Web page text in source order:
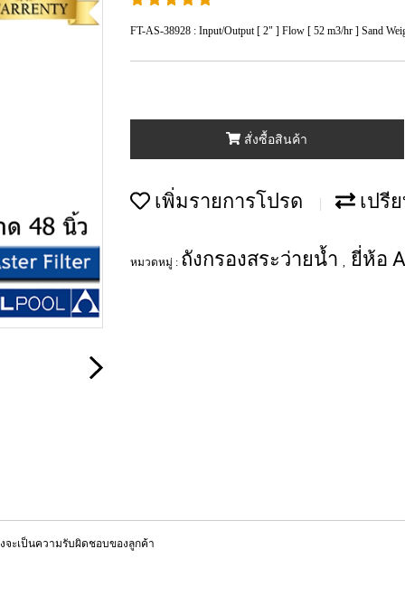
FT-AS-38928 : Input/Output [ 2" ] Flow [ 52 m3/hr ] Sand
สั่งซื้อสินค้า
เพิ่มรายการโปรด เปรี
หมวดหมู่ : ถังกรองสระว่ายน้ำ ยี่ห้อ
จะเป็นความรับผิดชอบของลูกค้า